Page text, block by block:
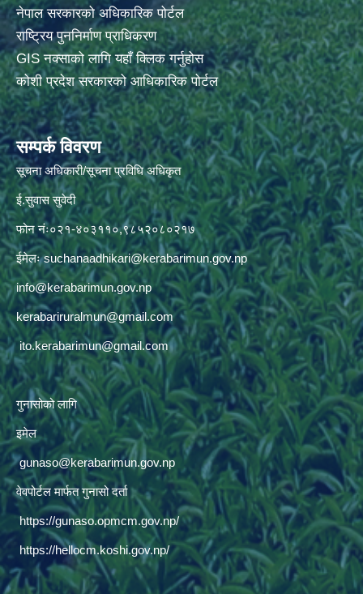
नेपाल सरकारको अधिकारिक पोर्टल
राष्ट्रिय पुननिर्माण प्राधिकरण
GIS नक्साको लागि यहाँ क्लिक गर्नुहोस
कोशी प्रदेश सरकारको आधिकारिक पोर्टल
सम्पर्क विवरण
सूचना अधिकारी/सूचना प्रविधि अधिकृत
ई.सुवास सुवेदी
फोन नंः०२१-४०३११०,९८५२०८०२१७
ईमेलःsuchanaadhikari@kerabarimun.gov.np
info@kerabarimun.gov.np
kerabariruralmun@gmail.com
ito.kerabarimun@gmail.com
गुनासोको लागि
इमेल
gunaso@kerabarimun.gov.np
वेवपोर्टल मार्फत गुनासो दर्ता
https://gunaso.opmcm.gov.np/
https://hellocm.koshi.gov.np/